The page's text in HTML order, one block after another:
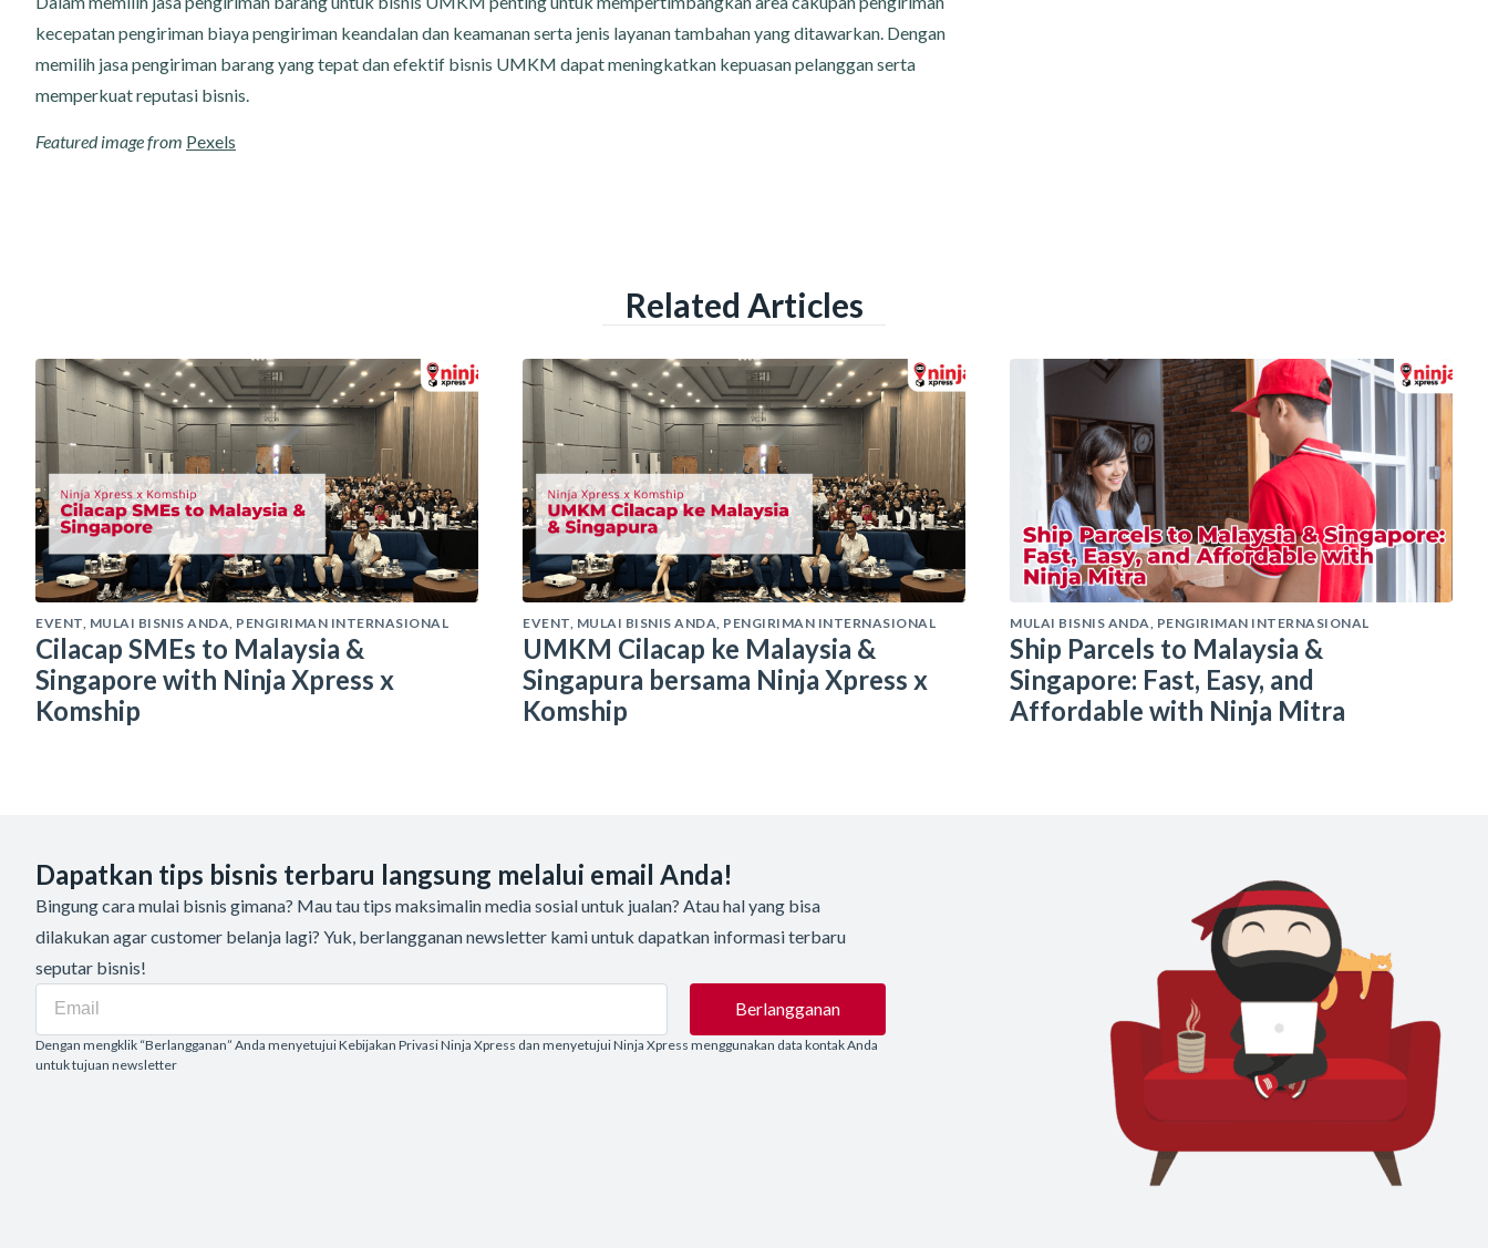
kecepatan pengiriman biaya pengiriman keandalan dan keamanan serta jenis layanan tambahan yang ditawarkan. Dengan
memilih jasa pengiriman barang yang tepat dan efektif bisnis UMKM dapat meningkatkan kepuasan pelanggan serta
memperkuat reputasi bisnis.
Featured image from Pexels
Related Articles
EVENT MULAI BISNIS ANDA PENGIRIMAN INTERNASIONAL
Cilacap SMEs to Malaysia &
Singapore with Ninja Xpress x
Komship
EVENT MULAI BISNIS ANDA PENGIRIMAN INTERNASIONAL
UMKM Cilacap ke Malaysia &
Singapura bersama Ninja Xpress x
Komship
MULAI BISNIS ANDA PENGIRIMAN INTERNASIONAL
Ship Parcels to Malaysia &
Singapore: Fast, Easy, and
Affordable with Ninja Mitra
Dapatkan tips bisnis terbaru langsung melalui email Anda!
Bingung cara mulai bisnis gimana? Mau tau tips maksimalin media sosial untuk jualan? Atau hal yang bisa
dilakukan agar customer belanja lagi? Yuk, berlangganan newsletter kami untuk dapatkan informasi terbaru
seputar bisnis!
Berlangganan
Dengan mengklik “Berlangganan” Anda menyetujui Kebijakan Privasi Ninja Xpress dan menyetujui Ninja Xpress menggunakan data kontak Anda
untuk tujuan newsletter